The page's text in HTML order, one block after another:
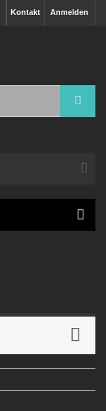
Anmelden
Kontakt